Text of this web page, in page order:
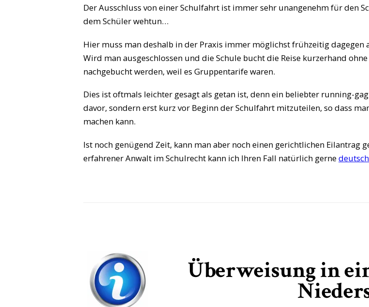
Der Ausschluss von einer Schulfahrt ist immer sehr unangenehm für den
dem Schüler wehtun…
Hier muss man deshalb in der Praxis immer möglichst frühzeitig dagegen
Wird man ausgeschlossen und die Schule bucht die Reise kurzerhand
nachgebucht werden, weil es Gruppentarife waren.
Dies ist oftmals leichter gesagt als getan ist, denn ein beliebter running-
davor, sondern erst kurz vor Beginn der Schulfahrt mitzuteilen, so dass
machen kann.
Ist noch genügend Zeit, kann man aber noch einen gerichtlichen Eilantrag
erfahrener Anwalt im Schulrecht kann ich Ihren Fall natürlich gerne
Überweisung in